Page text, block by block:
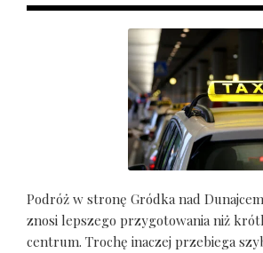
Podróż w stronę Gródka nad
znosi lepszego przygotowania niż
centrum. Trochę inaczej przebiega